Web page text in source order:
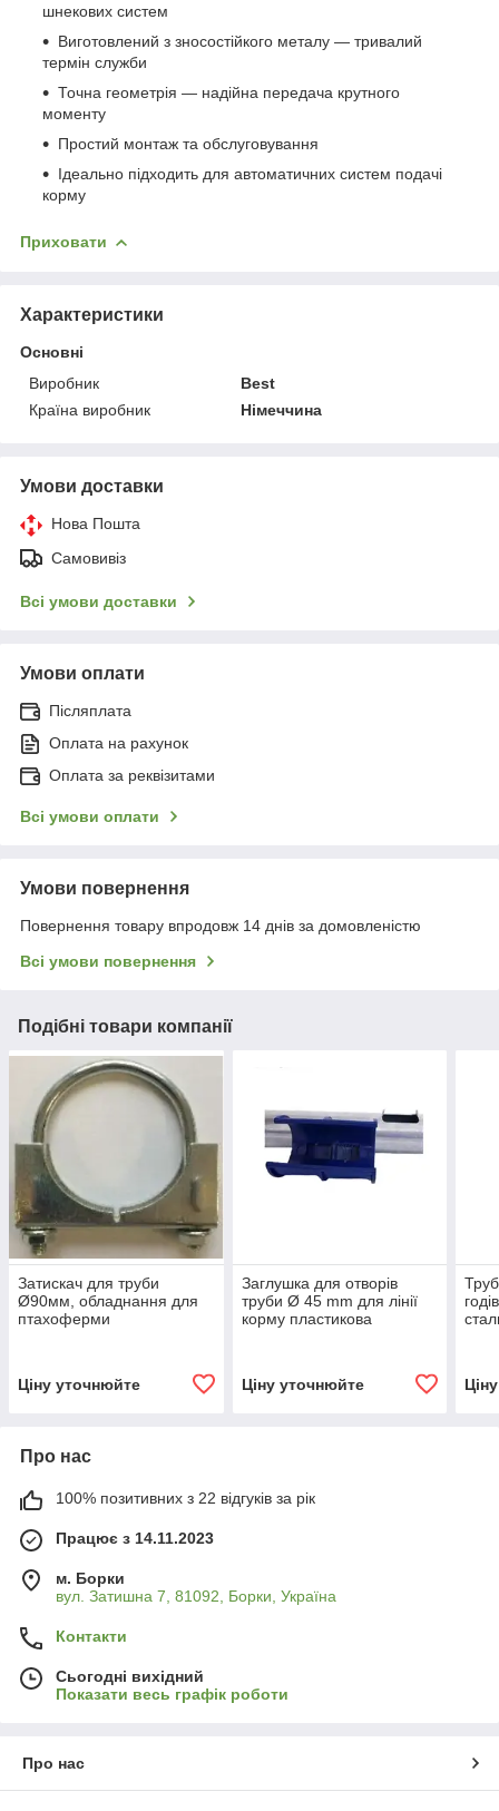
шнекових систем
Виготовлений з зносостійкого металу — тривалий
термін служби
Точна геометрія — надійна передача крутного
моменту
Простий монтаж та обслуговування
Ідеально підходить для автоматичних систем подачі
корму
Приховати
Характеристики
Основні
Виробник
Best
Країна виробник
Німеччина
Умови доставки
Нова Пошта
Самовивіз
Всі умови доставки
Умови оплати
Післяплата
Оплата на рахунок
Оплата за реквізитами
Всі умови оплати
Умови повернення
Повернення товару впродовж 14 днів за домовленістю
Всі умови повернення
Подібні товари компанії
Затискач для труби
Ø90мм, обладнання для
птахоферми
Ціну уточнюйте
Заглушка для отворів
труби Ø 45 mm для лінії
корму пластикова
Ціну уточнюйте
Про нас
100% позитивних з 22 відгуків за рік
Працює з 14.11.2023
м. Борки
вул. Затишна 7, 81092, Борки, Україна
Контакти
Сьогодні вихідний
Показати весь графік роботи
Про нас